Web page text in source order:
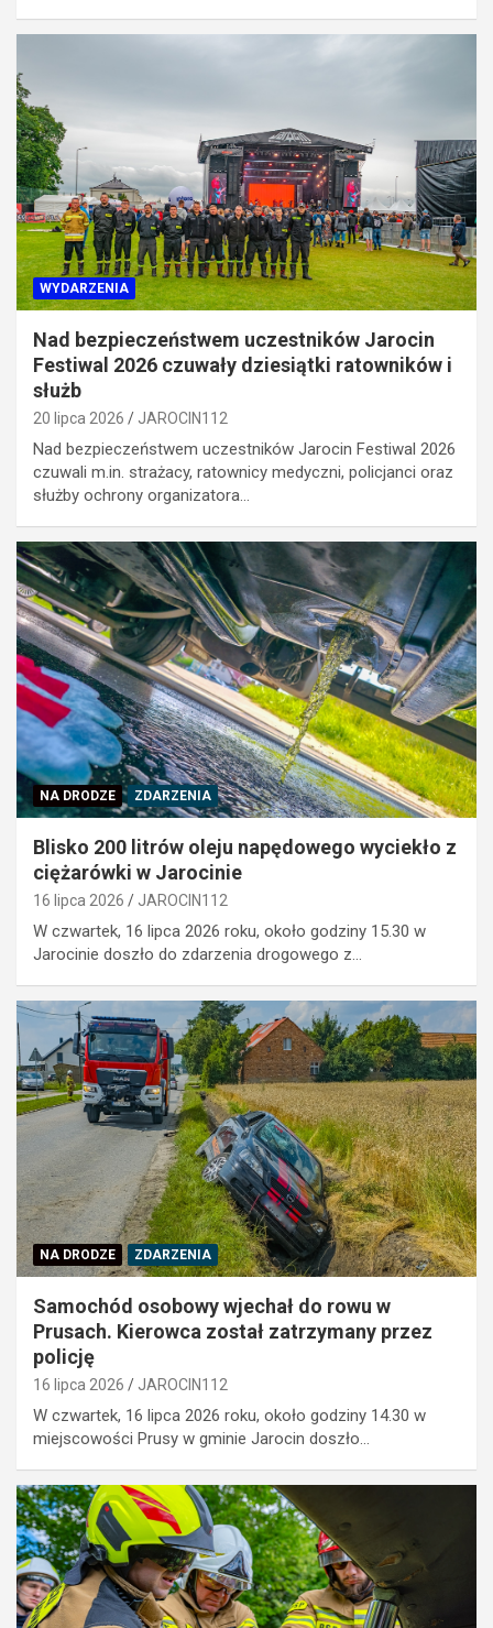
WYDARZENIA
Nad bezpieczeństwem uczestników Jarocin
Festiwal 2026 czuwały dziesiątki ratowników i
służb
20 lipca 2026 JAROCIN112
Nad bezpieczeństwem uczestników Jarocin Festiwal 2026
czuwali m.in. strażacy, ratownicy medyczni, policjanci oraz
służby ochrony organizatora…
NA DRODZE ZDARZENIA
Blisko 200 litrów oleju napędowego wyciekło z
ciężarówki w Jarocinie
16 lipca 2026 JAROCIN112
W czwartek, 16 lipca 2026 roku, około godziny 15.30 w
Jarocinie doszło do zdarzenia drogowego z…
NA DRODZE ZDARZENIA
Samochód osobowy wjechał do rowu w
Prusach. Kierowca został zatrzymany przez
policję
16 lipca 2026 JAROCIN112
W czwartek, 16 lipca 2026 roku, około godziny 14.30 w
miejscowości Prusy w gminie Jarocin doszło…